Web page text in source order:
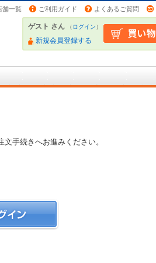
舗一覧 ご利用ガイド よくあるご質問
ゲスト さん （ログイン）
新規会員登録する
手続きへお進みください。